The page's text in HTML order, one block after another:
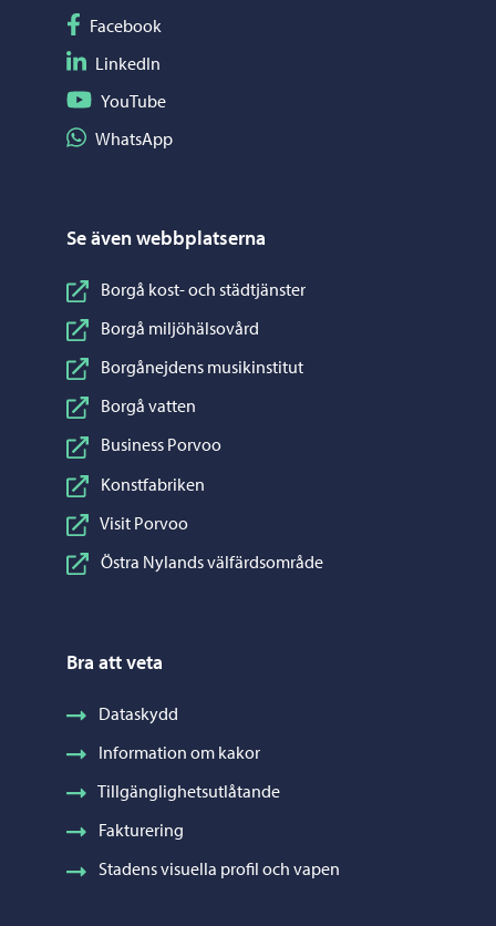
Följ på Facebook
Facebook
Följ på LinkedIn
LinkedIn
Följ på YouTube
YouTube
Dela på WhatsApp
WhatsApp
Se även webbplatserna
Borgå kost- och städtjänster
Borgå miljöhälsovård
Borgånejdens musikinstitut
Borgå vatten
Business Porvoo
Konstfabriken
Visit Porvoo
Östra Nylands välfärdsområde
Bra att veta
Dataskydd
Information om kakor
Tillgänglighetsutlåtande
Fakturering
Stadens visuella profil och vapen